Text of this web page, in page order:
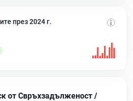
през 2024 г.
от Свръхзадълженост /